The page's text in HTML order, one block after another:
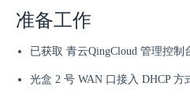
准备工作
已获取 青云QingCloud 管理控制
光盒 2 号 WAN 口接入 DHCP 方